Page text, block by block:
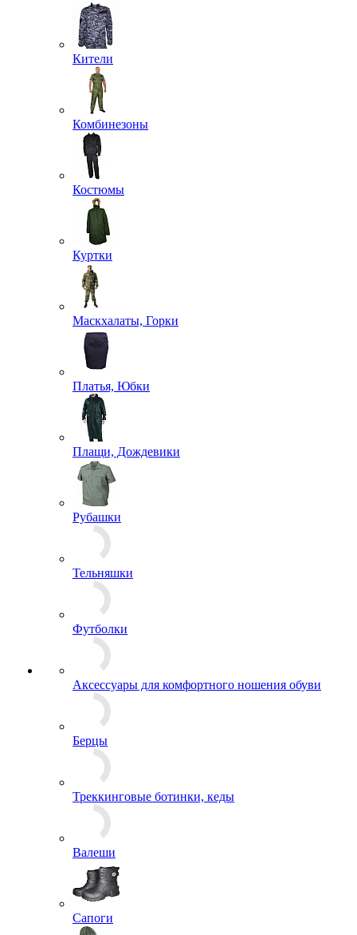
Кители
Комбинезоны
Костюмы
Куртки
Маскхалаты, Горки
Платья, Юбки
Плащи, Дождевики
Рубашки
Тельняшки
Футболки
Аксессуары для комфортного ношения обуви
Берцы
Треккинговые ботинки, кеды
Валеши
Сапоги